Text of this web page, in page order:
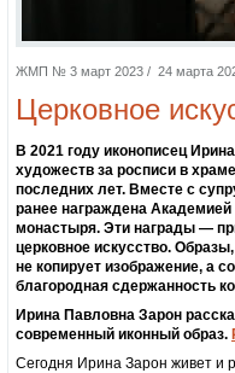
ЖМП № 3 март 2023 / 24 марта
Церковное
В 2021 году иконописец
художеств за росписи в
последних лет. Вместе с
ранее награждена
монастыря. Эти награды —
церковное искусство.
не копирует изображение, а
благородная сдержанность
Ирина Павловна Зарон
современный иконный образ.
Сегодня Ирина Зарон живет и